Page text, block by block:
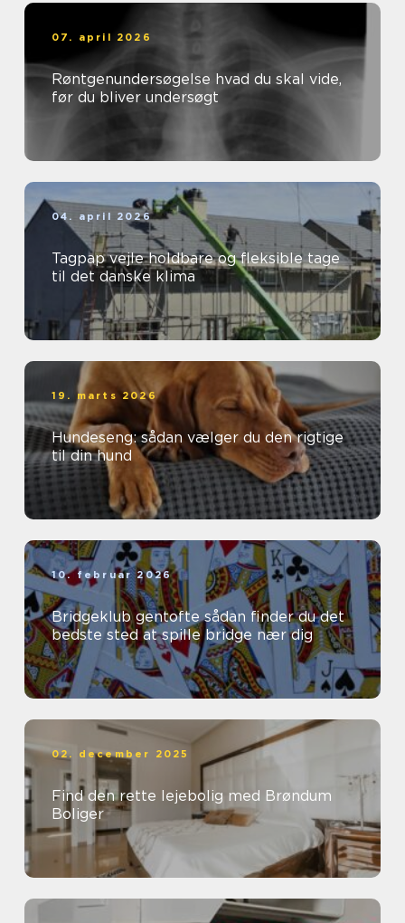
07. april 2026
Røntgenundersøgelse hvad du skal vide,
før du bliver undersøgt
04. april 2026
Tagpap vejle holdbare og fleksible tage
til det danske klima
19. marts 2026
Hundeseng: sådan vælger du den rigtige
til din hund
10. februar 2026
Bridgeklub gentofte sådan finder du det
bedste sted at spille bridge nær dig
02. december 2025
Find den rette lejebolig med Brøndum
Boliger